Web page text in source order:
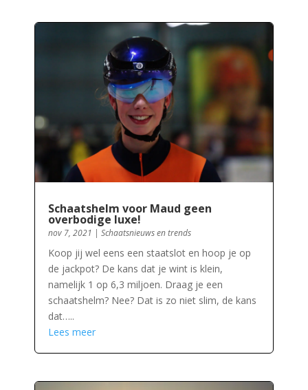
Schaatshelm voor Maud geen
overbodige luxe!
nov 7, 2021 | Schaatsnieuws en trends
Koop jij wel eens een staatslot en hoop je op
de jackpot? De kans dat je wint is klein,
namelijk 1 op 6,3 miljoen. Draag je een
schaatshelm? Nee? Dat is zo niet slim, de kans
dat…..
Lees meer